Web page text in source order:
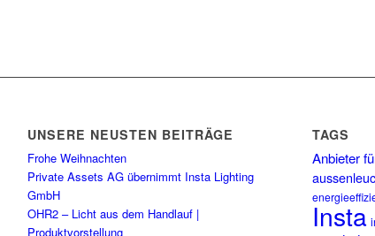
UNSERE NEUSTEN BEITRÄGE
Frohe Weihnachten
Private Assets AG übernimmt Insta Lighting
GmbH
OHR2 – Licht aus dem Handlauf |
Produktvorstellung
TAGS
Anbieter
Insta